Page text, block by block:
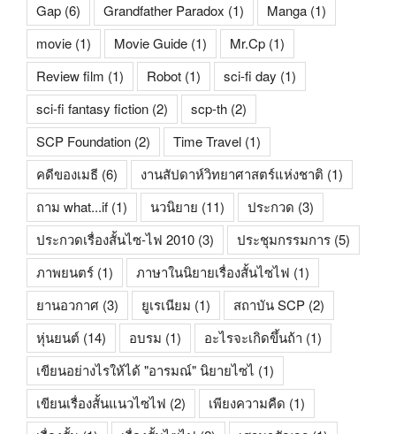
Gap (6) Grandfather Paradox (1) Manga (1)
movie (1) Movie Guide (1) Mr.Cp (1)
Review film (1) Robot (1) sci-fi day (1)
sci-fi fantasy fiction (2) scp-th (2)
SCP Foundation (2) Time Travel (1)
คดีของเมธี (6) งานสัปดาห์วิทยาศาสตร์แห่งชาติ (1)
ถาม what...if (1) นวนิยาย (11) ประกวด (3)
ประกวดเรื่องสั้นไซ-ไฟ 2010 (3) ประชุมกรรมการ (5)
ภาพยนตร์ (1) ภาษาในนิยายเรื่องสั้นไซไฟ (1)
ยานอวกาศ (3) ยูเรเนียม (1) สถาบัน SCP (2)
หุ่นยนต์ (14) อบรม (1) อะไรจะเกิดขึ้นถ้า (1)
เขียนอย่างไรให้ได้ "อารมณ์" นิยายไซไ (1)
เขียนเรื่องสั้นแนวไซไฟ (2) เพียงความคืด (1)